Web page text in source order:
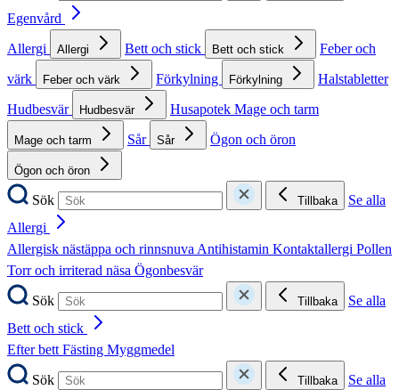
Egenvård
Allergi
Allergi Bett och stick Bett och stick
Feber och
värk
Feber och värk Förkylning Förkylning
Halstabletter
Hudbesvär
Hudbesvär Husapotek Mage och tarm
Mage och tarm Sår Sår Ögon och öron
Ögon och öron
Sök Tillbaka
Se alla
Allergi
Allergisk nästäppa och rinnsnuvaAntihistamin Kontaktallergi Pollen
Torr och irriterad näsa Ögonbesvär
Sök
Tillbaka
Se alla
Bett och stick
Efter bettFästing Myggmedel
Sök
Tillbaka
Se alla